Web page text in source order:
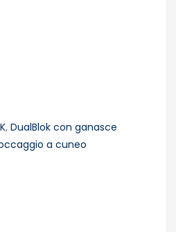
, DualBlok con ganasce
a cuneo